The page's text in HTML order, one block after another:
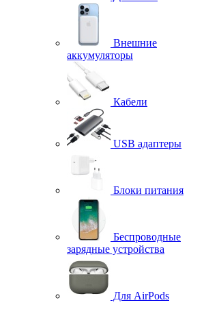
Внешние
аккумуляторы
Кабели
USB адаптеры
Блоки питания
Беспроводные
зарядные устройства
Для AirPods